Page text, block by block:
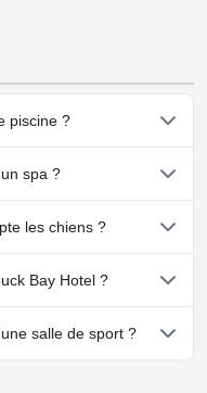
piscine ?
appartenant à une
Extérieure.
spa ?
les chiens ?
chiens.
Bay Hotel ?
Bay Hotel.
salle de sport ?